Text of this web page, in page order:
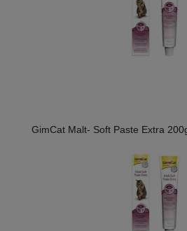
GimCat Malt- Soft Paste Extra